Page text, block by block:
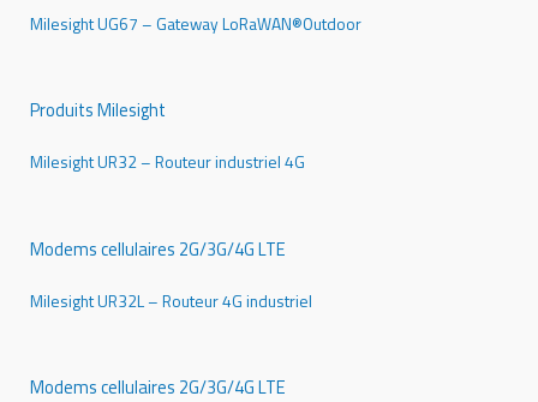
Milesight UG67 – Gateway LoRaWAN®Outdoor
Produits Milesight
Milesight UR32 – Routeur industriel 4G
Modems cellulaires 2G/3G/4G LTE
Milesight UR32L – Routeur 4G industriel
Modems cellulaires 2G/3G/4G LTE